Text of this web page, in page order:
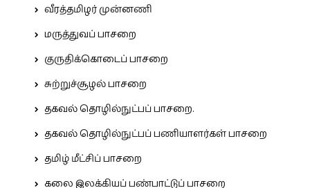
வீரத்தமிழர் முன்னணி
மருத்துவப் பாசறை
குருதிக்கொடைப் பாசறை
சுற்றுச்சூழல் பாசறை
தகவல் தொழில்நுட்பப் பாசறை.
தகவல் தொழில்நுட்பப் பணியாளர்கள் பாசறை
தமிழ் மீட்சிப் பாசறை
கலை இலக்கியப் பண்பாட்டுப் பாசறை